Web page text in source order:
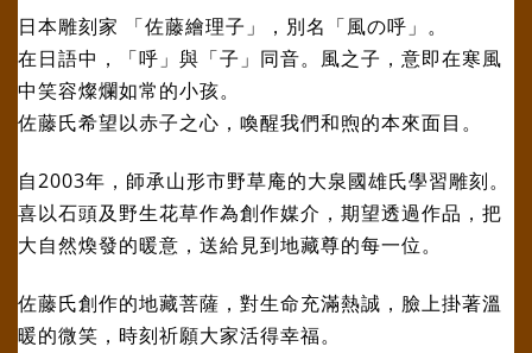
日本雕刻家 「佐藤繪理子」，別名「風の呼」。
在日語中，「呼」與「子」同音。風之子，意即在寒風
中笑容燦爛如常的小孩。
佐藤氏希望以赤子之心，喚醒我們和煦的本來面目。
自2003年，師承山形市野草庵的大泉國雄氏學習雕刻。
喜以石頭及野生花草作為創作媒介，期望透過作品，把
大自然煥發的暖意，送給見到地藏尊的每一位。
佐藤氏創作的地藏菩薩，對生命充滿熱誠，臉上掛著溫
暖的微笑，時刻祈願大家活得幸福。